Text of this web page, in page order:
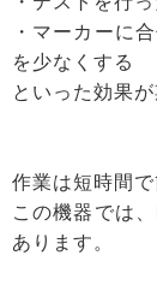
・マーカーに
を少なくする
といった効果が
作業は短時間
この機器では
あります。